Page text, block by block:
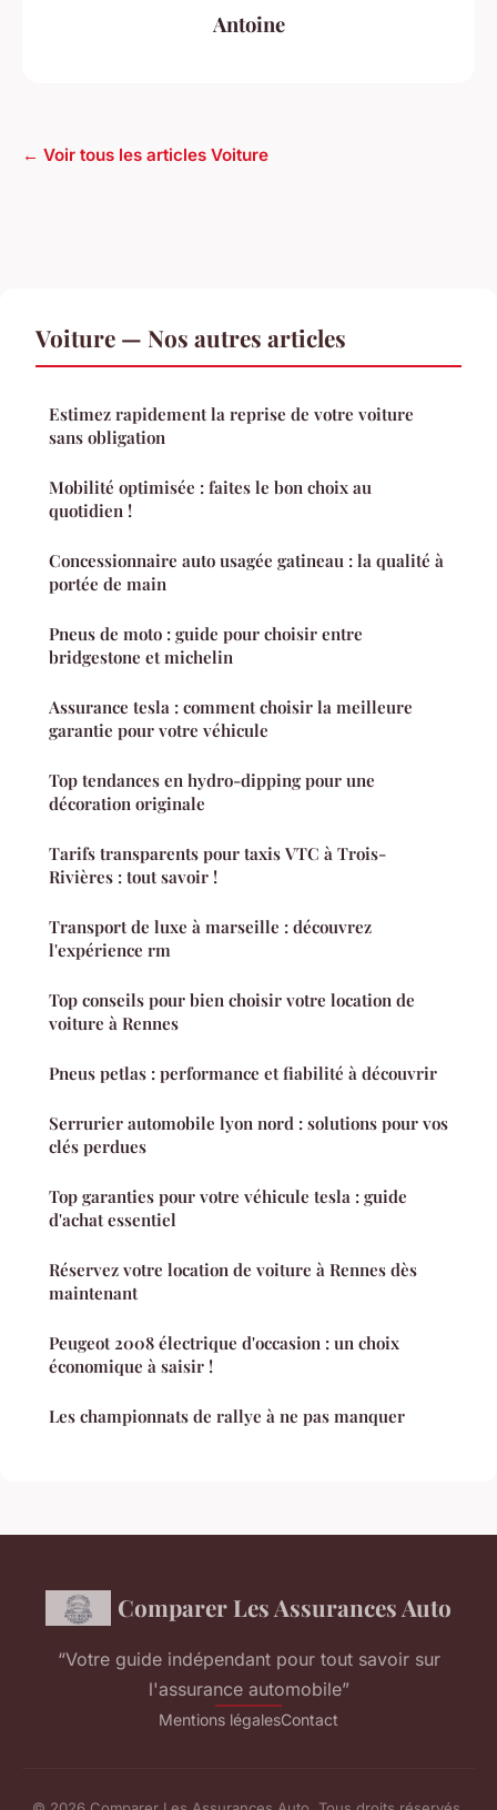
Antoine
← Voir tous les articles Voiture
Voiture — Nos autres articles
Estimez rapidement la reprise de votre voiture
sans obligation
Mobilité optimisée : faites le bon choix au
quotidien !
Concessionnaire auto usagée gatineau : la qualité à
portée de main
Pneus de moto : guide pour choisir entre
bridgestone et michelin
Assurance tesla : comment choisir la meilleure
garantie pour votre véhicule
Top tendances en hydro-dipping pour une
décoration originale
Tarifs transparents pour taxis VTC à Trois-
Rivières : tout savoir !
Transport de luxe à marseille : découvrez
l'expérience rm
Top conseils pour bien choisir votre location de
voiture à Rennes
Pneus petlas : performance et fiabilité à découvrir
Serrurier automobile lyon nord : solutions pour vos
clés perdues
Top garanties pour votre véhicule tesla : guide
d'achat essentiel
Réservez votre location de voiture à Rennes dès
maintenant
Peugeot 2008 électrique d'occasion : un choix
économique à saisir !
Les championnats de rallye à ne pas manquer
Comparer Les Assurances Auto
“Votre guide indépendant pour tout savoir sur
l'assurance automobile”
Mentions légalesContact